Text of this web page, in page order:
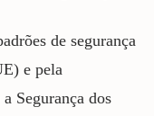
de segurança
e pela
Segurança dos